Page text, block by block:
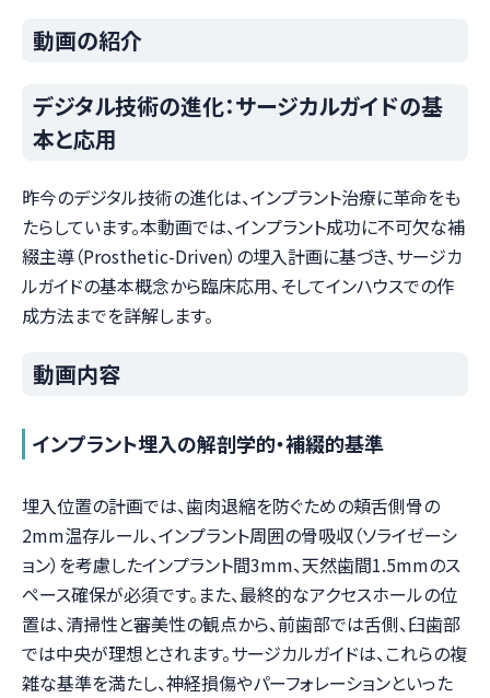
動画の紹介
デジタル技術の進化：サージカルガイドの基
本と応用
昨今のデジタル技術の進化は、インプラント治療に革命をも
たらしています。本動画では、インプラント成功に不可欠な補
綴主導（Prosthetic-Driven）の埋入計画に基づき、サージカ
ルガイドの基本概念から臨床応用、そしてインハウスでの作
成方法までを詳解します。
動画内容
インプラント埋入の解剖学的・補綴的基準
埋入位置の計画では、歯肉退縮を防ぐための頬舌側骨の
2mm温存ルール、インプラント周囲の骨吸収（ソライゼーシ
ョン）を考慮したインプラント間3mm、天然歯間1.5mmのス
ペース確保が必須です。また、最終的なアクセスホールの位
置は、清掃性と審美性の観点から、前歯部では舌側、臼歯部
では中央が理想とされます。サージカルガイドは、これらの複
雑な基準を満たし、神経損傷やパーフォレーションといった